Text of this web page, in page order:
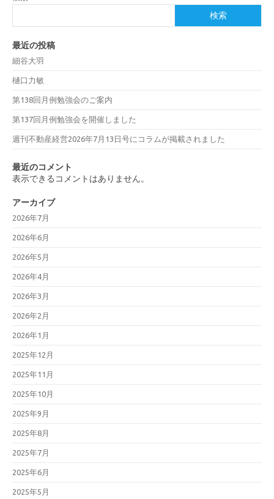
検索
最近の投稿
細谷大羽
樋口力敏
第138回月例勉強会のご案内
第137回月例勉強会を開催しました
週刊不動産経営2026年7月13日号にコラムが掲載されました
最近のコメント
表示できるコメントはありません。
アーカイブ
2026年7月
2026年6月
2026年5月
2026年4月
2026年3月
2026年2月
2026年1月
2025年12月
2025年11月
2025年10月
2025年9月
2025年8月
2025年7月
2025年6月
2025年5月